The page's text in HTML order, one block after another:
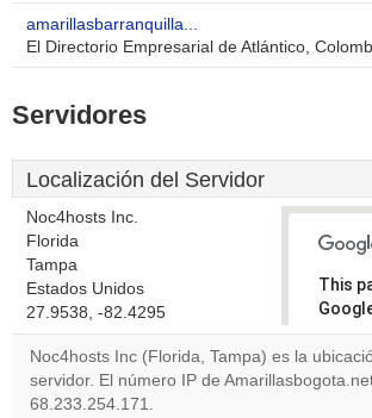
amarillasbarranquilla...
El Directorio Empresarial de Atlántico,
Servidores
Localización del Servidor
Noc4hosts Inc.
Florida
Tampa
Estados Unidos
27.9538, -82.4295
This
Do
Noc4hosts Inc (Florida, Tampa) es la
servidor. El número IP de
68.233.254.171.